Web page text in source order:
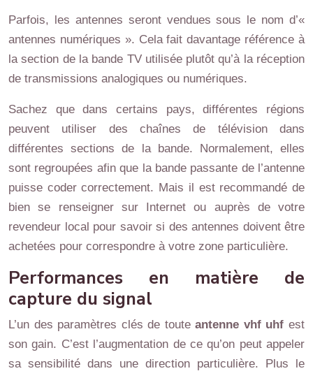
Parfois, les antennes seront vendues sous le nom d’«
antennes numériques ». Cela fait davantage référence à
la section de la bande TV utilisée plutôt qu’à la réception
de transmissions analogiques ou numériques.
Sachez que dans certains pays, différentes régions
peuvent utiliser des chaînes de télévision dans
différentes sections de la bande. Normalement, elles
sont regroupées afin que la bande passante de l’antenne
puisse coder correctement. Mais il est recommandé de
bien se renseigner sur Internet ou auprès de votre
revendeur local pour savoir si des antennes doivent être
achetées pour correspondre à votre zone particulière.
Performances en matière de
capture du signal
L’un des paramètres clés de touteantenne vhf uhf est
son gain. C’est l’augmentation de ce qu’on peut appeler
sa sensibilité dans une direction particulière. Plus le